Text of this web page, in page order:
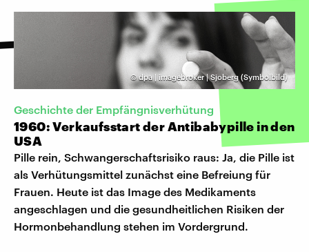
©dpa | imagebroker | Sjoberg (Symbolbild)
Geschichte der Empfängnisverhütung
1960: Verkaufsstart der Antibabypille in den
USA
Pille rein, Schwangerschaftsrisiko raus: Ja, die Pille ist
als Verhütungsmittel zunächst eine Befreiung für
Frauen. Heute ist das Image des Medikaments
angeschlagen und die gesundheitlichen Risiken der
Hormonbehandlung stehen im Vordergrund.